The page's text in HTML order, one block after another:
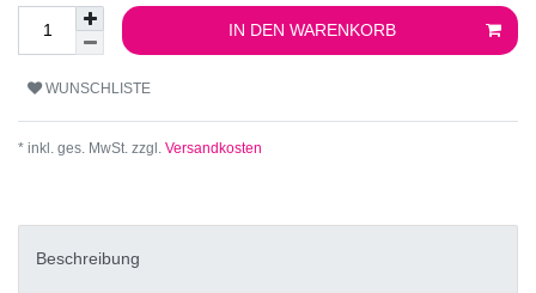
IN DEN WARENKORB
WUNSCHLISTE
* inkl. ges. MwSt. zzgl. Versandkosten
Beschreibung